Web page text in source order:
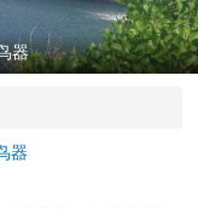
器
器